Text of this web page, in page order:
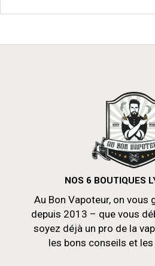
NOS 6 BOUTIQUES
Au Bon Vapoteur, on vous
depuis 2013 – que vous
soyez déjà un pro de la
les bons conseils et